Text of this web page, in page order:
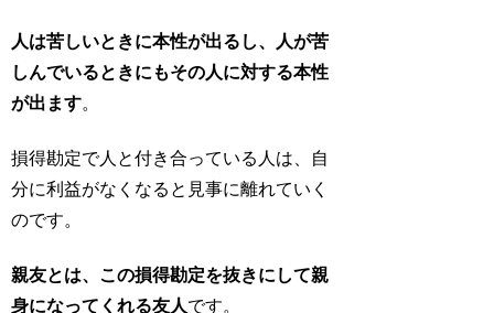
人は苦しいときに本性が出るし、人が苦
しんでいるときにもその人に対する本性
が出ます。
損得勘定で人と付き合っている人は、自
分に利益がなくなると見事に離れていく
のです。
親友とは、この損得勘定を抜きにして親
身になってくれる友人です。